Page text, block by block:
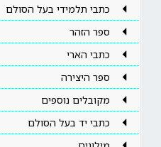
כתבי תלמידי בעל הסולם
ספר הזהר
כתבי הארי
ספר היצירה
מקובלים נוספים
כתבי יד בעל הסולם